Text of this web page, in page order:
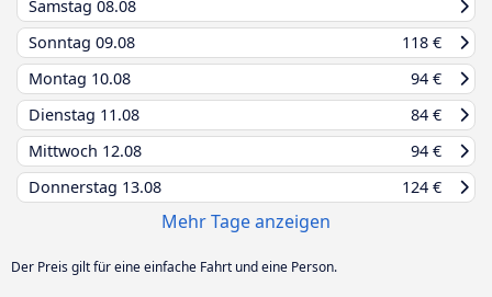
Samstag 08.08
Sonntag 09.08
118 €
Montag 10.08
94 €
Dienstag 11.08
84 €
Mittwoch 12.08
94 €
Donnerstag 13.08 124 €
Mehr Tage anzeigen
Der Preis gilt für eine einfache Fahrt und eine Person.